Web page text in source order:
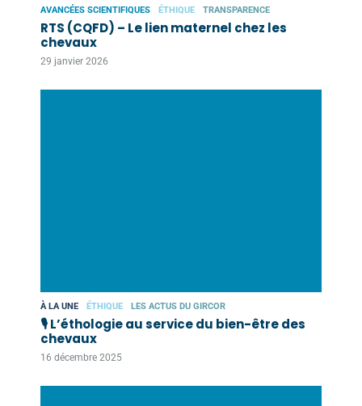
AVANCÉES SCIENTIFIQUES ÉTHIQUE TRANSPARENCE
RTS (CQFD) – Le lien maternel chez les
chevaux
29 janvier 2026
À LA UNE ÉTHIQUE LES ACTUS DU GIRCOR
🎙️ L’éthologie au service du bien-être des
chevaux
16 décembre 2025